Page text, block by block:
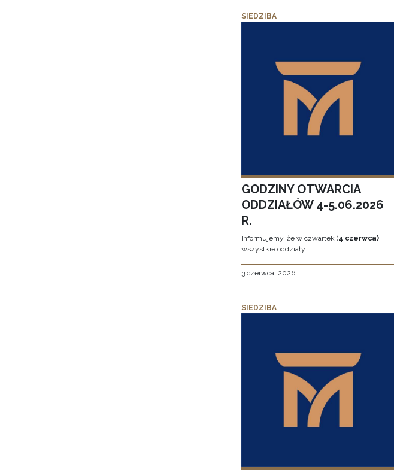
SIEDZIBA
GODZINY OTWARCIA
ODDZIAŁÓW 4-5.06.2026
R.
Informujemy, że w czwartek (4 czerwca)
wszystkie oddziały
3 czerwca, 2026
SIEDZIBA